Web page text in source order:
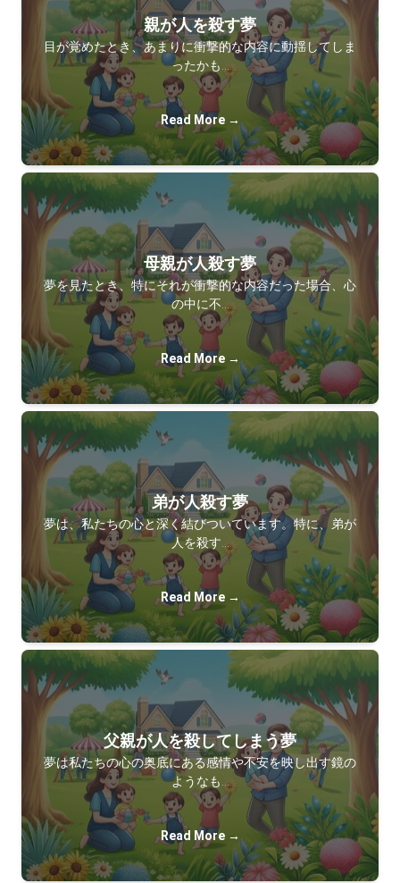
親が人を殺す夢
目が覚めたとき、あまりに衝撃的な内容に動揺してしま
ったかも…
Read More →
母親が人殺す夢
夢を見たとき、特にそれが衝撃的な内容だった場合、心
の中に不…
Read More →
弟が人殺す夢
夢は、私たちの心と深く結びついています。特に、弟が
人を殺す…
Read More →
父親が人を殺してしまう夢
夢は私たちの心の奥底にある感情や不安を映し出す鏡の
ようなも…
Read More →